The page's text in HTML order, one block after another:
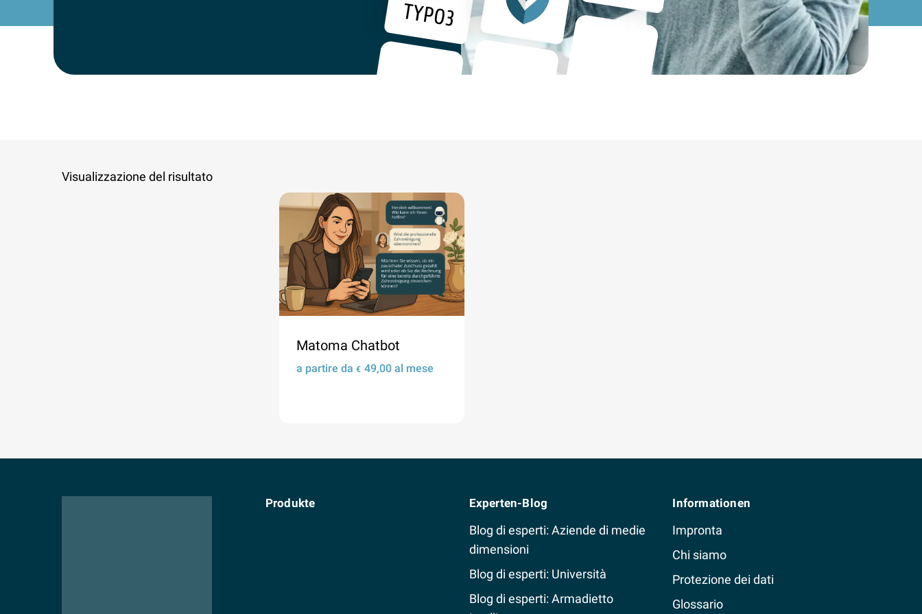
Visualizzazione del risultato
Matoma Chatbot
a partire da € 49,00al mese
Produkte Experten-Blog
Blog di esperti: Aziende di medie
dimensioni
Blog di esperti: Università
Blog di esperti: Armadietto
Informationen
Impronta
Chi siamo
Protezione dei dati
Glossario